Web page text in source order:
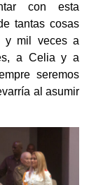
con esta
tantas cosas
y mil veces a
a Celia y a
seremos
al asumir